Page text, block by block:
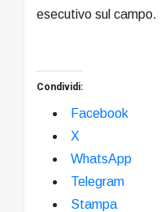
esecutivo sul campo.
Condividi:
Facebook
X
WhatsApp
Telegram
Stampa